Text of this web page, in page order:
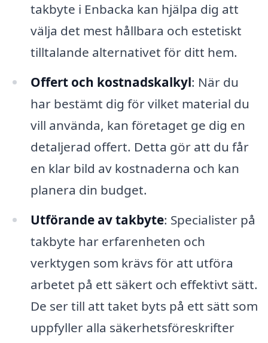
takbyte i Enbacka kan hjälpa dig att
välja det mest hållbara och estetiskt
tilltalande alternativet för ditt hem.
Offert och kostnadskalkyl: När du
har bestämt dig för vilket material du
vill använda, kan företaget ge dig en
detaljerad offert. Detta gör att du får
en klar bild av kostnaderna och kan
planera din budget.
Utförande av takbyte: Specialister på
takbyte har erfarenheten och
verktygen som krävs för att utföra
arbetet på ett säkert och effektivt sätt.
De ser till att taket byts på ett sätt som
uppfyller alla säkerhetsföreskrifter